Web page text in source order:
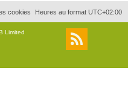
r
c
r
Heures au format UTC+02:00
cookies
Limited